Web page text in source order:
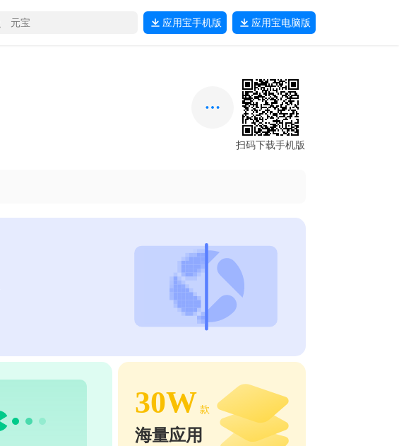
应用宝手机版 应用宝电脑版
扫码下载手机版
30W 款
海量应用